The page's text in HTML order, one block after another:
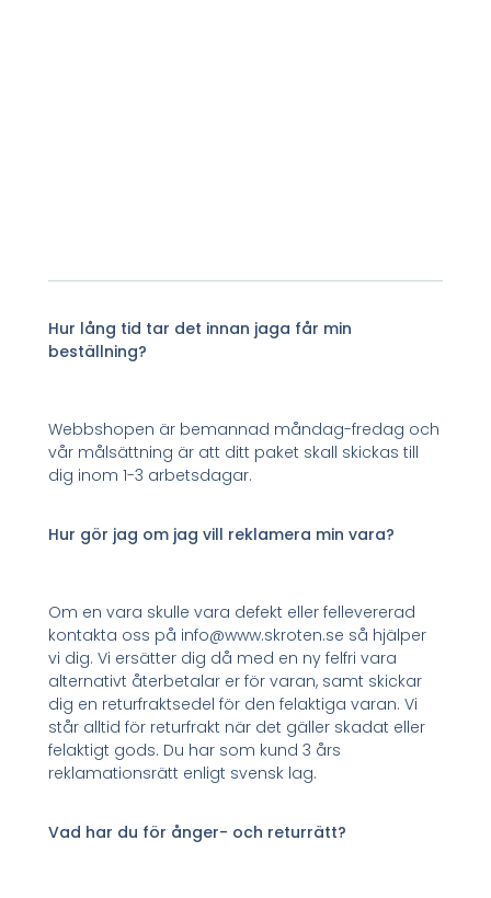
Hur lång tid tar det innan jaga får min
beställning?
Webbshopen är bemannad måndag-fredag och
vår målsättning är att ditt paket skall skickas till
dig inom 1-3 arbetsdagar.
Hur gör jag om jag vill reklamera min vara?
Om en vara skulle vara defekt eller fellevererad
kontakta oss på info@www.skroten.se så hjälper
vi dig. Vi ersätter dig då med en ny felfri vara
alternativt återbetalar er för varan, samt skickar
dig en returfraktsedel för den felaktiga varan. Vi
står alltid för returfrakt när det gäller skadat eller
felaktigt gods. Du har som kund 3 års
reklamationsrätt enligt svensk lag.
Vad har du för ånger- och returrätt?